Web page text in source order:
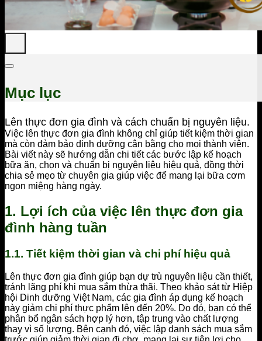
Mục lục
Lên thực đơn gia đình và cách chuẩn bị nguyên liệu.
Việc lên thực đơn gia đình không chỉ giúp tiết kiệm thời gian
mà còn đảm bảo dinh dưỡng cân bằng cho mọi thành viên.
Bài viết này sẽ hướng dẫn chi tiết các bước lập kế hoạch
bữa ăn, chọn và chuẩn bị nguyên liệu hiệu quả, đồng thời
chia sẻ mẹo từ chuyên gia giúp việc để mang lại bữa cơm
ngon miệng hàng ngày.
1. Lợi ích của việc lên thực đơn gia
đình hàng tuần
1.1. Tiết kiệm thời gian và chi phí hiệu quả
Lên thực đơn gia đình giúp bạn dự trù nguyên liệu cần thiết,
tránh lãng phí khi mua sắm thừa thãi. Theo khảo sát từ Hiệp
hội Dinh dưỡng Việt Nam, các gia đình áp dụng kế hoạch
này giảm chi phí thực phẩm lên đến 20%. Do đó, bạn có thể
phân bổ ngân sách hợp lý hơn, tập trung vào chất lượng
thay vì số lượng. Bên cạnh đó, việc lập danh sách mua sắm